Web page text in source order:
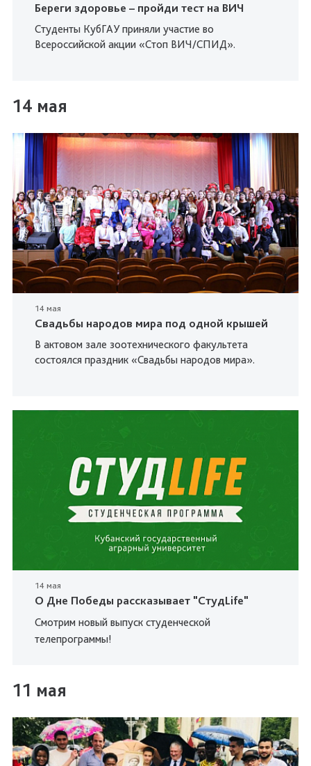
Береги здоровье – пройди тест на ВИЧ
Студенты КубГАУ приняли участие во
Всероссийской акции «Стоп ВИЧ/СПИД».
14 мая
14 мая
Свадьбы народов мира под одной крышей
В актовом зале зоотехнического факультета
состоялся праздник «Свадьбы народов мира».
14 мая
О Дне Победы рассказывает "СтудLife"
Смотрим новый выпуск студенческой
телепрограммы!
11 мая